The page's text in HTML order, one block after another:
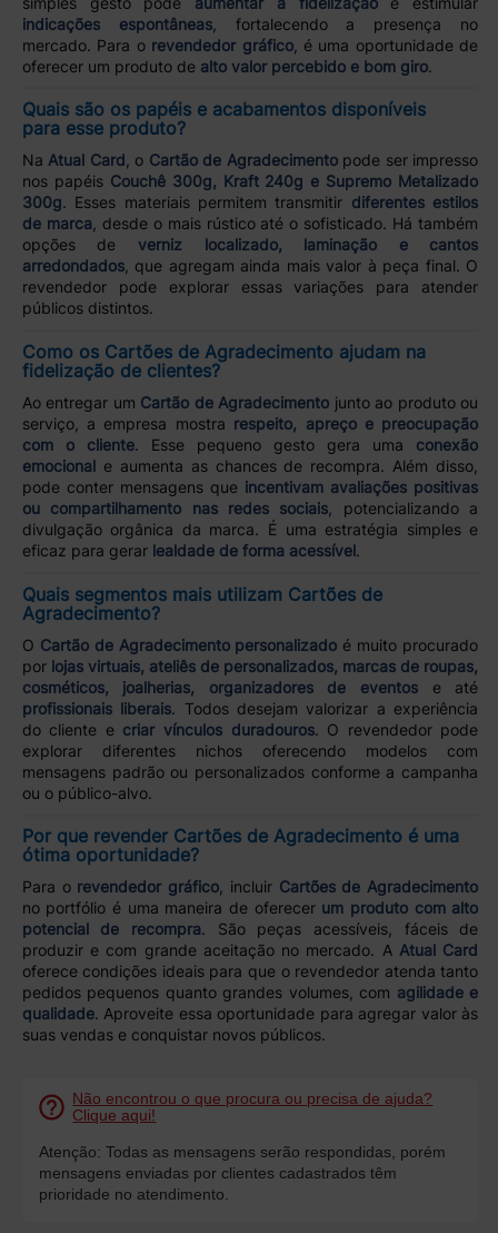
indicações espontâneas, fortalecendo a presença no
mercado. Para o revendedor gráfico, é uma oportunidade de
oferecer um produto de alto valor percebido e bom giro.
Quais são os papéis e acabamentos disponíveis
para esse produto?
Na Atual Card , o Cartão de Agradecimentopode ser impresso
nos papéis Couchê 300g, Kraft 240g e Supremo Metalizado
300g. Esses materiais permitem transmitir diferentes estilos
de marca, desde o mais rústico até o sofisticado. Há também
opções de verniz localizado, laminação e cantos
arredondados, que agregam ainda mais valor à peça final. O
revendedor pode explorar essas variações para atender
públicos distintos.
Como os Cartões de Agradecimento ajudam na
fidelização de clientes?
Ao entregar um Cartão de Agradecimento junto ao produto ou
serviço, a empresa mostra respeito, apreço e preocupação
com o cliente. Esse pequeno gesto gera uma conexão
emocionale aumenta as chances de recompra. Além disso,
pode conter mensagens que incentivam avaliações positivas
ou compartilhamento nas redes sociais , potencializando a
divulgação orgânica da marca. É uma estratégia simples e
eficaz para gerar lealdade de forma acessível.
Quais segmentos mais utilizam Cartões de
Agradecimento?
O Cartão de Agradecimento personalizado é muito procurado
por lojas virtuais, ateliês de personalizados, marcas de roupas,
cosméticos, joalherias, organizadores de eventos e até
profissionais liberais. Todos desejam valorizar a experiência
do cliente e criar vínculos duradouros. O revendedor pode
explorar diferentes nichos oferecendo modelos com
mensagens padrão ou personalizados conforme a campanha
ou o público-alvo.
Por que revender Cartões de Agradecimento é uma
ótima oportunidade?
Para o revendedor gráfico , incluir Cartões de Agradecimento
no portfólio é uma maneira de oferecer um produto com alto
potencial de recompra. São peças acessíveis, fáceis de
produzir e com grande aceitação no mercado. A Atual Card
oferece condições ideais para que o revendedor atenda tanto
pedidos pequenos quanto grandes volumes, com agilidade e
qualidade. Aproveite essa oportunidade para agregar valor às
suas vendas e conquistar novos públicos.
Não encontrou o que procura ou precisa de ajuda?
Clique aqui!
Atenção: Todas as mensagens serão respondidas, porém
mensagens enviadas por clientes cadastrados têm
prioridade no atendimento.